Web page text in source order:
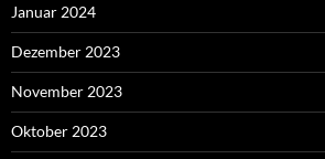
Januar 2024
Dezember 2023
November 2023
Oktober 2023